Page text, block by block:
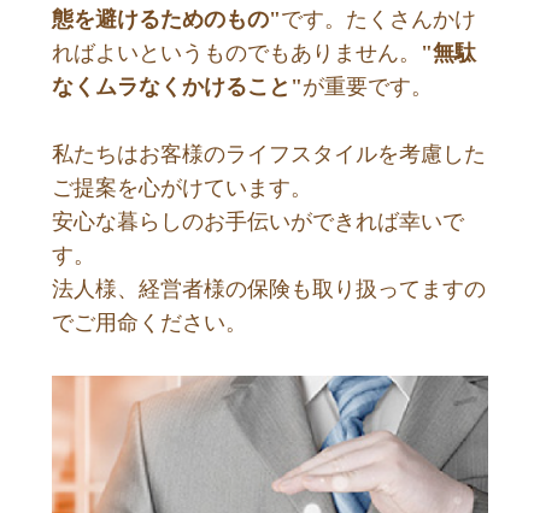
態を避けるためのもの"です。 たくさんかけ
ればよいというものでもありません。 "無駄
なくムラなくかけること"が重要です。
私たちはお客様のライフスタイルを考慮した
ご提案を心がけています。
安心な暮らしのお手伝いができれば幸いで
す。
法人様、経営者様の保険も取り扱ってますの
でご用命ください。